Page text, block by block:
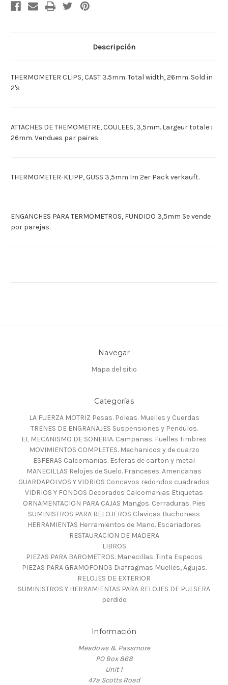
3.5MM
X2
FUNDIDOX2
3.5MM
X2
3.5MM
FUNDIDOX2
Descripción
THERMOMETER CLIPS, CAST 3.5mm. Total width, 26mm. Sold in
2's
ATTACHES DE THEMOMETRE, COULEES, 3,5mm. Largeur totale :
26mm. Vendues par paires.
THERMOMETER-KLIPP, GUSS 3,5mm Im 2er Pack verkauft.
ENGANCHES PARA TERMOMETROS, FUNDIDO 3,5mm Se vende
por parejas.
Navegar
Mapa del sitio
Categorías
LA FUERZA MOTRIZ Pesas. Poleas. Muelles y Cuerdas
TRENES DE ENGRANAJES Suspensiones y Pendulos.
EL MECANISMO DE SONERIA. Campanas. Fuelles Timbres
MOVIMIENTOS COMPLETES. Mechanicos y de cuarzo
ESFERAS Calcomanias. Esferas de carton y metal
MANECILLAS Relojes de Suelo. Franceses. Americanas
GUARDAPOLVOS Y VIDRIOS Concavos redondos cuadrados
VIDRIOS Y FONDOS Decorados Calcomanias Etiquetas
ORNAMENTACION PARA CAJAS Mangos. Cerraduras. Pies
SUMINISTROS PARA RELOJEROS Clavicas Buchoness
HERRAMIENTAS Herramientos de Mano. Escariadores
RESTAURACION DE MADERA
LIBROS
PIEZAS PARA BAROMETROS. Manecillas. Tinta Especos
PIEZAS PARA GRAMOFONOS Diafragmas Muelles, Agujas.
RELOJES DE EXTERIOR
SUMINISTROS Y HERRAMIENTAS PARA RELOJES DE PULSERA
perdido
Información
Meadows & Passmore
PO Box 868
Unit 1
47a Scotts Road